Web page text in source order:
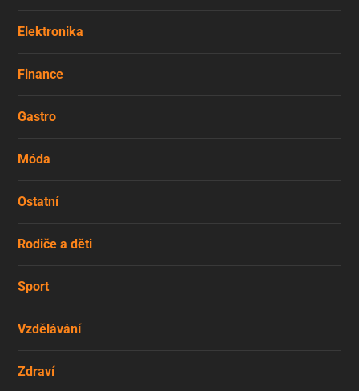
Elektronika
Finance
Gastro
Móda
Ostatní
Rodiče a děti
Sport
Vzdělávání
Zdraví